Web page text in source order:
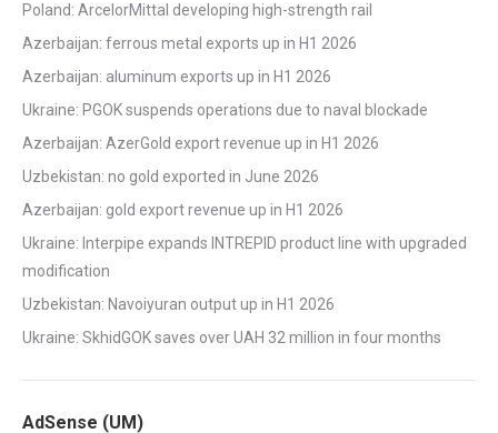
Poland: ArcelorMittal developing high-strength rail
Azerbaijan: ferrous metal exports up in H1 2026
Azerbaijan: aluminum exports up in H1 2026
Ukraine: PGOK suspends operations due to naval blockade
Azerbaijan: AzerGold export revenue up in H1 2026
Uzbekistan: no gold exported in June 2026
Azerbaijan: gold export revenue up in H1 2026
Ukraine: Interpipe expands INTREPID product line with upgraded
modification
Uzbekistan: Navoiyuran output up in H1 2026
Ukraine: SkhidGOK saves over UAH 32 million in four months
AdSense (UM)